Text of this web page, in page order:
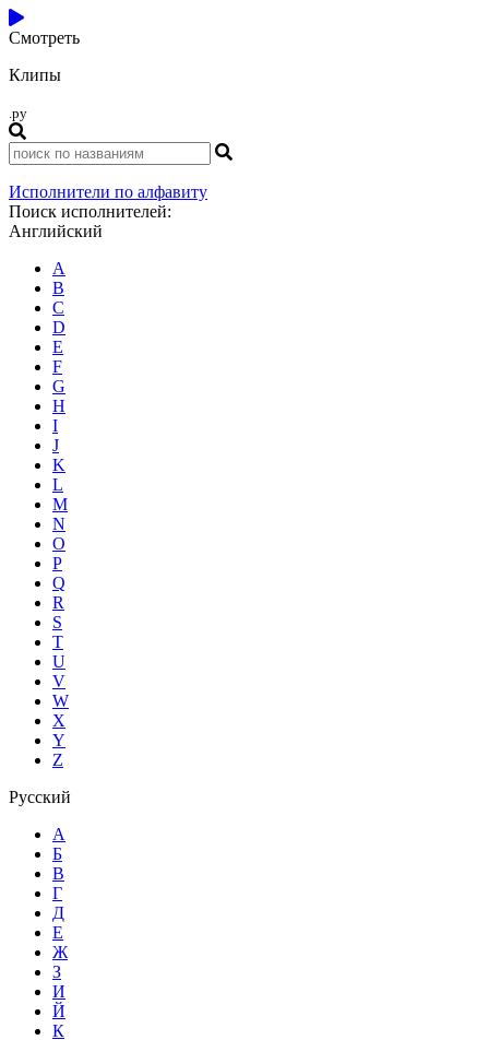
Смотреть
Клипы
.ру
Исполнители по алфавиту
Поиск исполнителей:
Английский
A
B
C
D
E
F
G
H
I
J
K
L
M
N
O
P
Q
R
S
T
U
V
W
X
Y
Z
Русский
А
Б
В
Г
Д
Е
Ж
З
И
Й
К